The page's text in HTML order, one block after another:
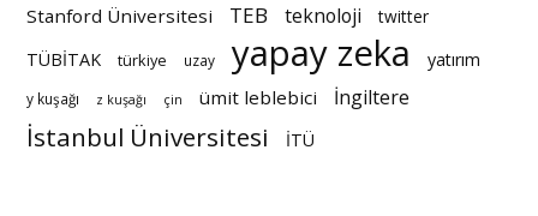
Stanford Üniversitesi TEB teknoloji
twitter
TÜBİTAK
türkiye uzay yapay zeka yatırım
y kuşağı z kuşağı çin ümit leblebici İngiltere
İstanbul Üniversitesi İTÜ